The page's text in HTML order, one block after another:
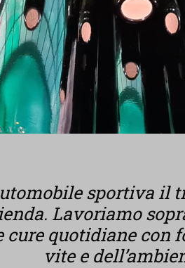
sportiva il
Lavoriamo
cure quotidiane
vite e